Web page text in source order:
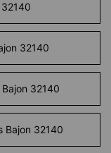
32140
32140
Bajon 32140